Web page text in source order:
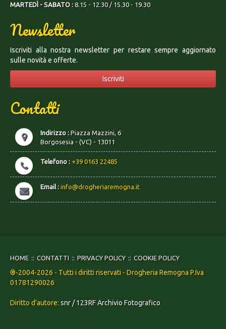
MARTEDÌ - SABATO :8.15 - 12.30 / 15.30 - 19.30
Newsletter
Iscriviti alla nostra newsletter per restare sempre aggiornato
sulle novità e offerte.
Iscriviti
Contatti
Indirizzo :Piazza Mazzini, 6
Borgosesia - (VC) - 13011
Telefono : +39 0163 22485
Email :info@drogheriaremogna.it
HOME CONTATTI PRIVACY POLICY COOKIE POLICY
®-2004-2026 - Tutti i diritti riservati - Drogheria Remogna P.Iva
01781290026
Diritto d'autore:snr / 123RF Archivio Fotografico